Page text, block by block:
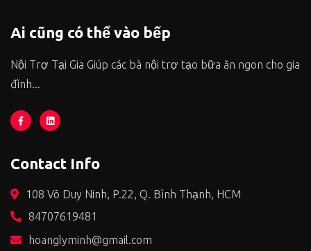
Ai cũng có thể vào bếp
Nội Trợ Tại Gia Giúp các bà nội trợ tạo bữa ăn ngon cho gia
đình...
Contact Info
108 Võ Duy Ninh, P.22, Q. Bình Thạnh, HCM
84707619481
hoanglyminh@gmail.com